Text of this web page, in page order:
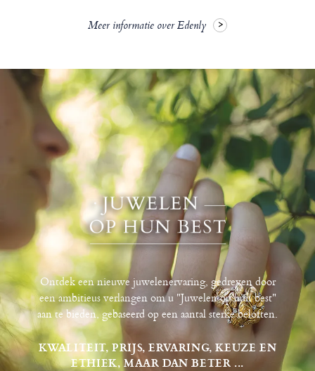
Meer informatie over Edenly
Ontdek een nieuwe juwelenervaring, gedreven door
een ambitieus verlangen om u "Juwelen op hun best"
aan te bieden, gebaseerd op een aantal sterke beloften.
KWALITEIT, PRIJS, ERVARING, KEUZE EN
ETHIEK, MAAR DAN BETER ...